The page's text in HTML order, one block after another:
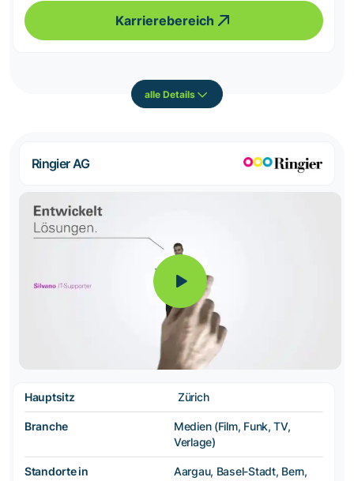
Karrierebereich
alle Details
Ringier AG
Hauptsitz Zürich
Branche
Medien (Film, Funk, TV,
Verlage)
Standorte in
Aargau, Basel-Stadt, Bern,